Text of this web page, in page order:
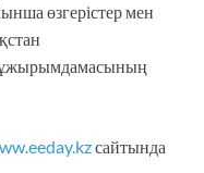
өзгерістер мен
сайтында